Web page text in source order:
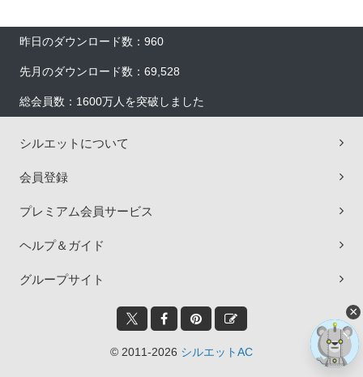
昨日のダウンロード数：960
先月のダウンロード数：69,528
総会員数：1600万人を突破しました
シルエットについて
会員登録
プレミアム会員サービス
ヘルプ＆ガイド
グループサイト
© 2011-2026 シルエットAC
×